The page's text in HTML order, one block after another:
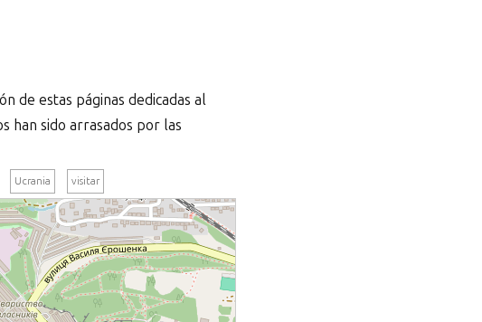
de estas páginas dedicadas al
han sido arrasados por las
Ucrania visitar